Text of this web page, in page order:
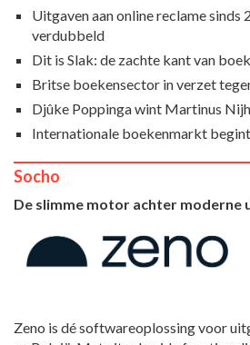
Uitgaven aan online reclame sinds
verdubbeld
Dit is Slak: de zachte kant van
Britse boekensector in verzet
Djûke Poppinga wint Martinus
Internationale boekenmarkt
Socho
De slimme motor achter moderne
Zeno is dé softwareoplossing voor